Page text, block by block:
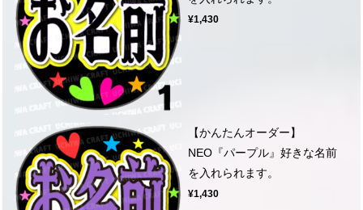
¥1,430
【かんたんオーダー】
NEO『パープル』好きな名前
を入れられます。
¥1,430